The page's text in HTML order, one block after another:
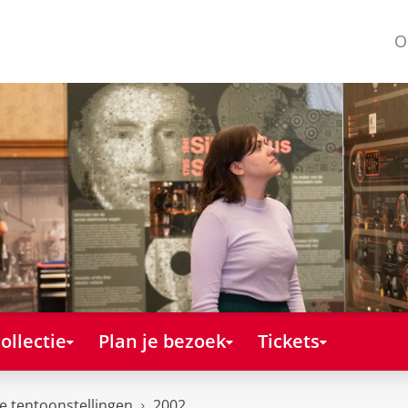
Plan je bezoek Tickets